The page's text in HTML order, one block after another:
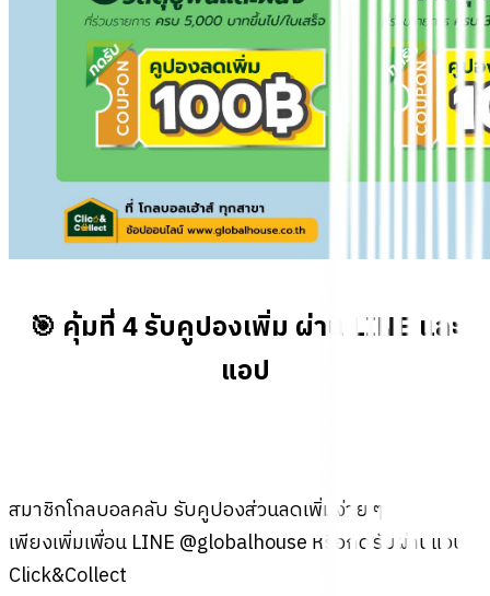
🎯 คุ้มที่ 4 รับคูปองเพิ่ม ผ่าน LINE และ
แอป
สมาชิกโกลบอลคลับ รับคูปองส่วนลดเพิ่มง่าย ๆ
เพียงเพิ่มเพื่อน LINE @globalhouse หรือกดรับผ่านแอป
Click&Collect